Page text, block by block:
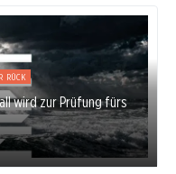
RÜCK
wird zur Prüfung fürs